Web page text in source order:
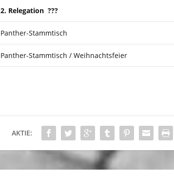
2. Relegation ???
Panther-Stammtisch
Panther-Stammtisch / Weihnachtsfeier
AKTIE: